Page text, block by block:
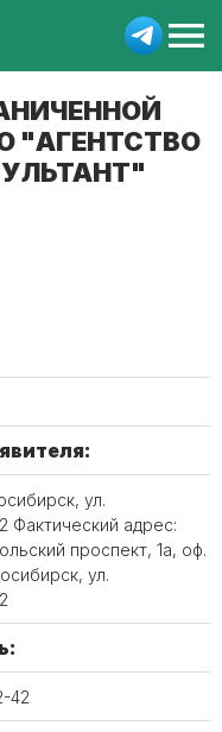
"АГЕНТСТВО
ул.
Фактический адрес:
проспект, 1а, оф.
ул.
42